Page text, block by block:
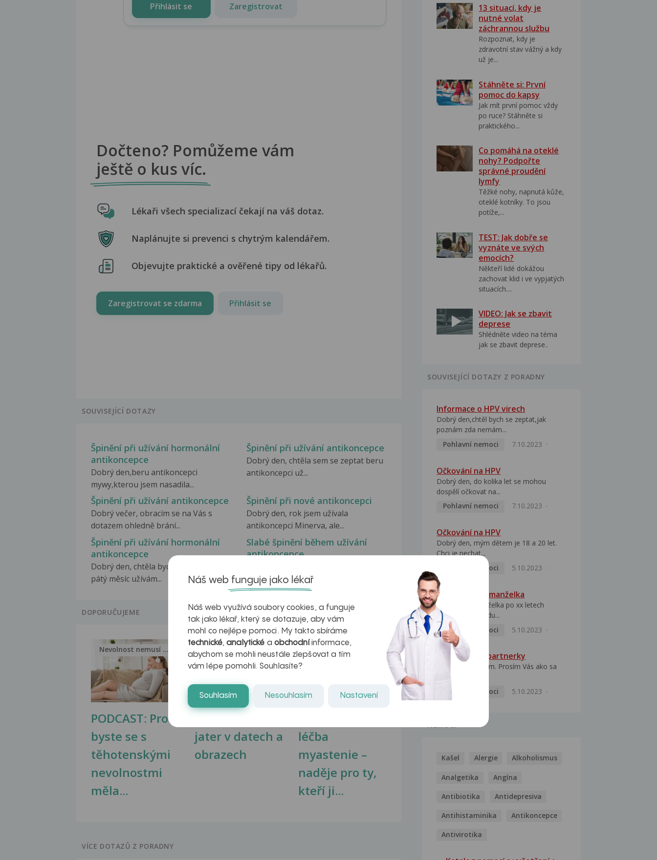
Přihlásit se Zaregistrovat
Dočteno? Pomůžeme vám
ještě o kus víc.
Lékaři všech specializací čekají na váš dotaz.
Naplánujte si prevenci s chytrým kalendářem.
Objevujte praktické a ověřené tipy od lékařů.
Zaregistrovat se zdarma Přihlásit se
SOUVISEJÍCÍ DOTAZY
Špinění při užívání hormonální
antikoncepce
Dobrý den,beru antikoncepci
mywy,kterou jsem nasadila...
Špinění při užívání antikoncepce
Dobrý den, chtěla sem se zeptat beru
antikoncepci už...
Špinění při užívání antikoncepce
Dobrý večer, obracím se na Vás s
dotazem ohledně brání...
Špinění při nové antikoncepci
Dobrý den, rok jsem užívala
antikoncepci Minerva, ale...
Špinění při užívání hormonální
antikoncepce
Dobrý den, chtěla bych se zeptat, už
pátý měsíc užívám...
Slabé špinění během užívání
antikoncepce
hormonální antikoncepece...
DOPORUČUJEME
PODCAST: Proč
byste se s
těhotenskými
nevolnostmi
měla...
Nevolnost nemusí být nutnou...
Ztukovatění
jater v datech a
obrazech
Jak na zdravá játra?
léčba
myastenie –
naděje pro ty,
kteří ji...
VÍCE DOTAZŮ Z PORADNY
13 situací, kdy je
nutné volat
záchrannou službu
Rozpoznat, kdy je
zdravotní stav vážný a kdy
už je...
Stáhněte si: První
pomoc do kapsy
Jak mít první pomoc vždy
po ruce? Stáhněte si
praktického...
Co pomáhá na oteklé
nohy? Podpořte
správné proudění
lymfy
Těžké nohy, napnutá kůže,
oteklé kotníky. To jsou
potíže,...
TEST: Jak dobře se
vyznáte ve svých
emocích?
Někteří lidé dokážou
zachovat klid i ve vypjatých
situacích....
VIDEO: Jak se zbavit
deprese
Shlédněte video na téma
jak se zbavit deprese..
SOUVISEJÍCÍ DOTAZY Z PORADNY
Informace o HPV virech
Dobrý den,chtěl bych se zeptat,jak
poznám zda nemám...
Pohlavní nemoci
7.10.2023
Očkování na HPV
Dobrý den, do kolika let se mohou
dospělí očkovat na...
Pohlavní nemoci
7.10.2023
Očkování na HPV
Dobrý den, mým dětem je 18 a 20 let.
Chci je nechat...
Pohlavní nemoci
5.10.2023
HPV pozitivní manželka
Dobrý den, manželka po xx letech
přivezla z Východu...
Pohlavní nemoci
5.10.2023
HPV typ 52 u partnerky
Dobrý deň prajem. Prosím Vás ako sa
Pohlavní nemoci
5.10.2023
NEMOCI
Kašel Alergie Alkoholismus
Analgetika Angína
Antibiotika Antidepresiva
Antihistaminika Antikoncepce
Antivirotika
Náš web funguje jako lékař
Náš web využívá soubory cookies, a funguje
tak jako lékař, který se dotazuje, aby vám
mohl co nejlépe pomoci. My takto sbíráme
technické,analytické a obchodníinformace,
abychom se mohli neustále zlepšovat a tím
vám lépe pomohli. Souhlasíte?
Souhlasím Nesouhlasím Nastavení